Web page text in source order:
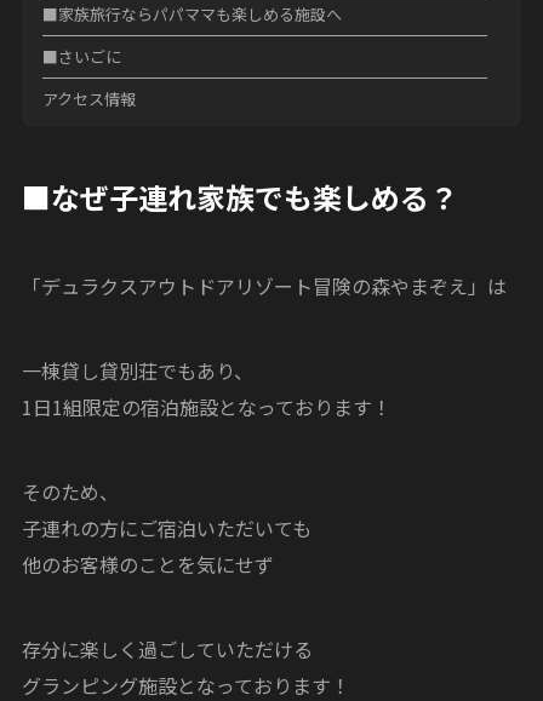
■家族旅行ならパパママも楽しめる施設へ
■さいごに
アクセス情報
■なぜ子連れ家族でも楽しめる？
「デュラクスアウトドアリゾート冒険の森やまぞえ」は
一棟貸し貸別荘でもあり、
1日1組限定の宿泊施設となっております！
そのため、
子連れの方にご宿泊いただいても
他のお客様のことを気にせず
存分に楽しく過ごしていただける
グランピング施設となっております！